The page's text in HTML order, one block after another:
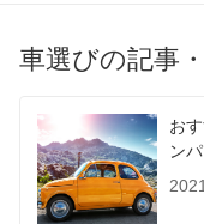
車選びの記事
お
ン